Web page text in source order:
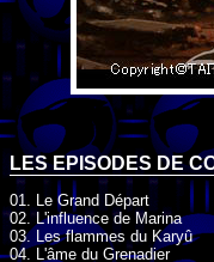
LES EPISODES DE
01. Le Grand Départ
02. L'influence de Marina
03. Les flammes du Karyû
04. L'âme du Grenadier